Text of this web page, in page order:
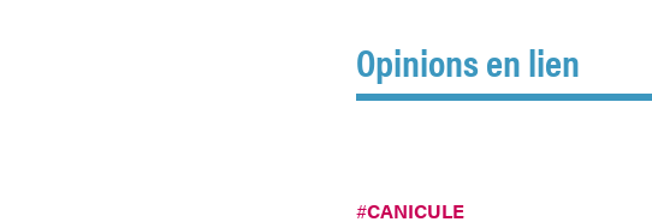
Opinions en lien
#CANICULE